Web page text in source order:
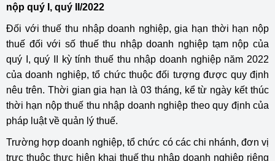
nộp quý I, quý II/2022
Đối với thuế thu nhập doanh nghiệp, gia hạn thời hạn nộp
thuế đối với số thuế thu nhập doanh nghiệp tạm nộp của
quý I, quý II kỳ tính thuế thu nhập doanh nghiệp năm 2022
của doanh nghiệp, tổ chức thuộc đối tượng được quy định
nêu trên. Thời gian gia hạn là 03 tháng, kể từ ngày kết thúc
thời hạn nộp thuế thu nhập doanh nghiệp theo quy định của
pháp luật về quản lý thuế.
Trường hợp doanh nghiệp, tổ chức có các chi nhánh, đơn vị
trực thuộc thực hiện khai thuế thu nhập doanh nghiệp riêng